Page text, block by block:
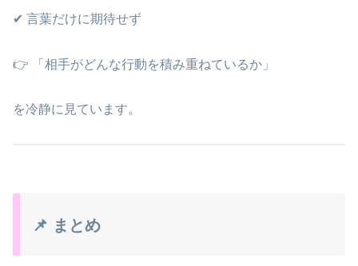
✔ 言葉だけに期待せず
👉 「相手がどんな行動を積み重ねているか」
を冷静に見ています。
📌 まとめ